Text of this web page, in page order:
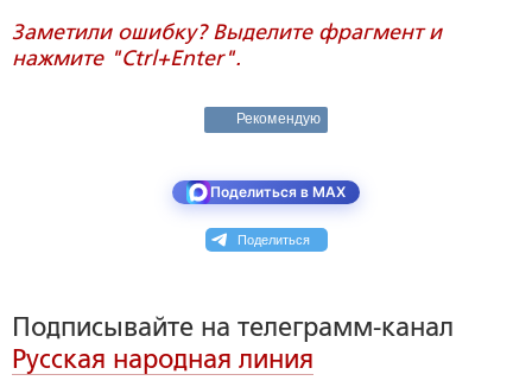
Заметили ошибку? Выделите фрагмент и
нажмите "Ctrl+Enter".
Рекомендую
Поделиться в MAX
Поделиться
Подписывайте на телеграмм-канал
Русская народная линия